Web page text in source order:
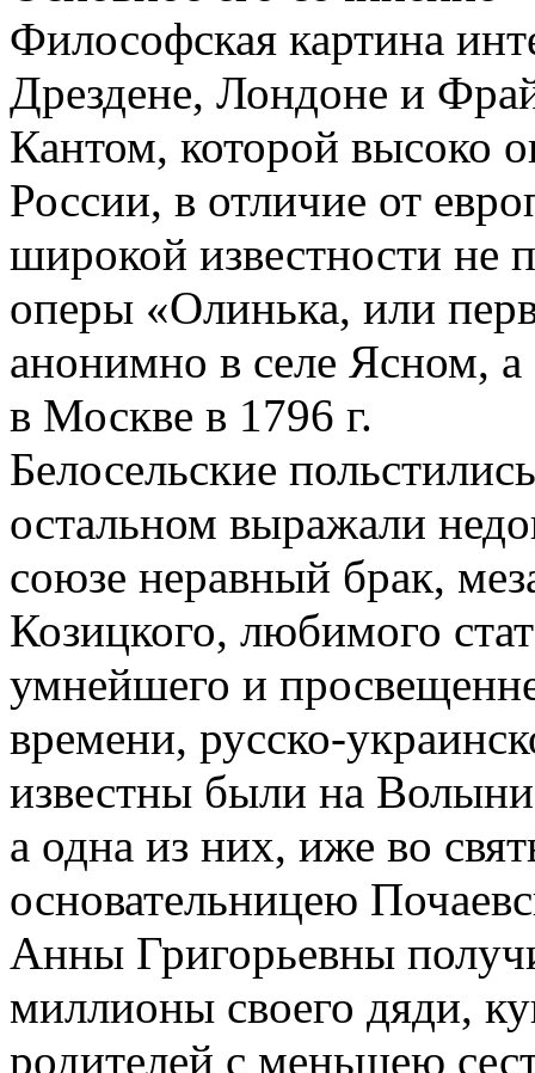
Философская картина
Дрездене, Лондоне и
Кантом, которой высоко
России, в отличие от
широкой известности не
оперы «Олинька, или
анонимно в селе Ясном, а
в Москве в 1796 г.
Белосельские
остальном выражали
союзе неравный брак,
Козицкого, любимого
умнейшего и
времени, русско-
известны были на
а одна из них, иже во
основательницею
Анны Григорьевны
миллионы своего дяди,
родителей с меньшею